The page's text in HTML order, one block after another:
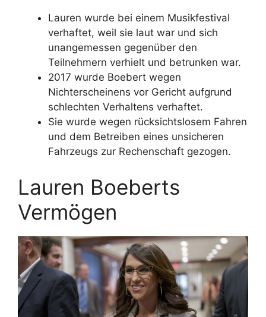
Lauren wurde bei einem Musikfestival
verhaftet, weil sie laut war und sich
unangemessen gegenüber den
Teilnehmern verhielt und betrunken war.
2017 wurde Boebert wegen
Nichterscheinens vor Gericht aufgrund
schlechten Verhaltens verhaftet.
Sie wurde wegen rücksichtslosem Fahren
und dem Betreiben eines unsicheren
Fahrzeugs zur Rechenschaft gezogen.
Lauren Boeberts
Vermögen